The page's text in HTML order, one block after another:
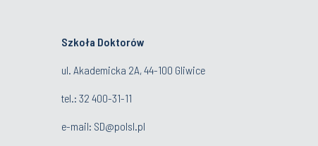
Szkoła Doktorów
ul. Akademicka 2A, 44-100 Gliwice
tel.: 32 400-31-11
e-mail: SD@polsl.pl